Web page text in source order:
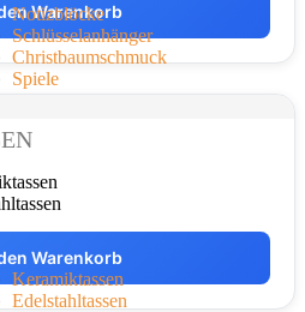
Notizblöcke
Schlüsselanhänger
Christbaumschmuck
Spiele
Keramiktassen
Edelstahltassen
Warenkorb
Warenkorb